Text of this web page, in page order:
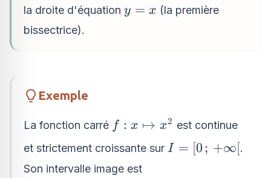
la droite d'équation y
y = x (la première
bissectrice).
Exemple
La fonction carré f : x
x^2
f : x ↦ x2 est continue
et strictement croissante sur I =
I = [0; +∞[.
Son intervalle image est